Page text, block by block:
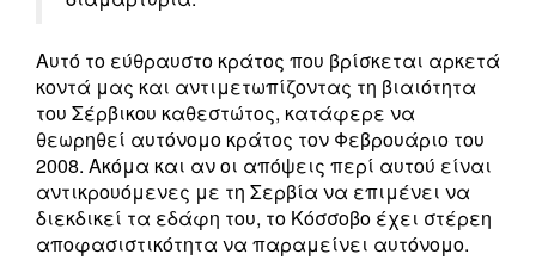
Αυτό το εύθραυστο κράτος που βρίσκεται αρκετά
κοντά μας και αντιμετωπίζοντας τη βιαιότητα
του Σέρβικου καθεστώτος, κατάφερε να
θεωρηθεί αυτόνομο κράτος τον Φεβρουάριο του
2008. Ακόμα και αν οι απόψεις περί αυτού είναι
αντικρουόμενες με τη Σερβία να επιμένει να
διεκδικεί τα εδάφη του, το Κόσσοβο έχει στέρεη
αποφασιστικότητα να παραμείνει αυτόνομο.